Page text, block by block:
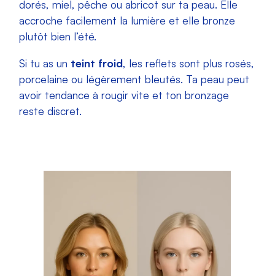
dorés, miel, pêche ou abricot sur ta peau. Elle
accroche facilement la lumière et elle bronze
plutôt bien l’été.
Si tu as un teint froid, les reflets sont plus rosés,
porcelaine ou légèrement bleutés. Ta peau peut
avoir tendance à rougir vite et ton bronzage
reste discret.